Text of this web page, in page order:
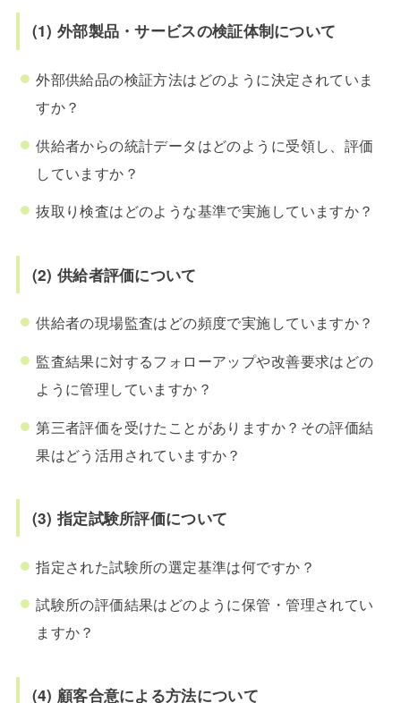
(1) 外部製品・サービスの検証体制について
外部供給品の検証方法はどのように決定されていま
すか？
供給者からの統計データはどのように受領し、評価
していますか？
抜取り検査はどのような基準で実施していますか？
(2) 供給者評価について
供給者の現場監査はどの頻度で実施していますか？
監査結果に対するフォローアップや改善要求はどの
ように管理していますか？
第三者評価を受けたことがありますか？その評価結
果はどう活用されていますか？
(3) 指定試験所評価について
指定された試験所の選定基準は何ですか？
試験所の評価結果はどのように保管・管理されてい
ますか？
(4) 顧客合意による方法について